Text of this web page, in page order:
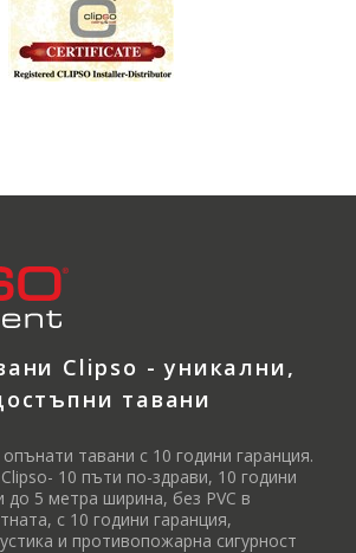
Clipso - уникални,
тавани
тавани с 10 години гаранция.
10 пъти по-здрави, 10 години
до 5 метра ширина, без PVC в
с 10 години гаранция,
и противопожарна сигурност